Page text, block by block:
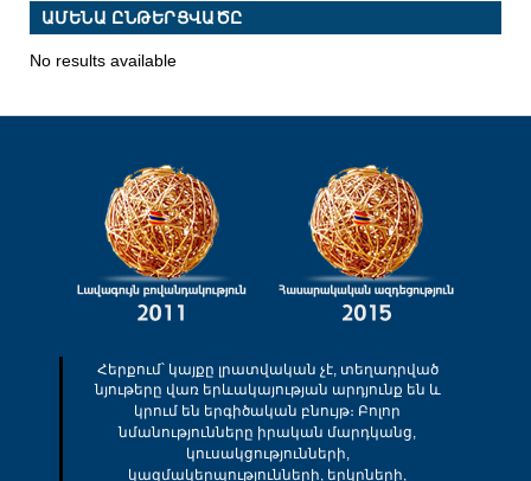
ԱՄԵՆԱ ԸՆԹԵՐՑՎԱԾԸ
No results available
Հերքում՝ կայքը լրատվական չէ, տեղադրված
նյութերը վառ երևակայության արդյունք են և
կրում են երգիծական բնույթ։ Բոլոր
նմանությունները իրական մարդկանց,
կուսակցությունների,
կազմակերպությունների, երկրների,